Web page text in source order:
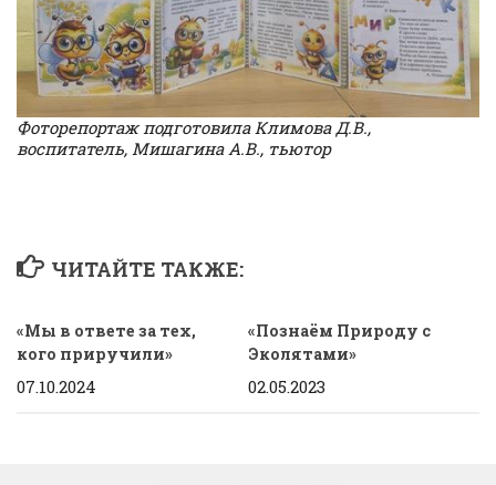
Фоторепортаж подготовила Климова Д.В.,
воспитатель, Мишагина А.В., тьютор
ЧИТАЙТЕ ТАКЖЕ:
«Мы в ответе за тех,
кого приручили»
07.10.2024
«Познаём Природу с
Эколятами»
02.05.2023